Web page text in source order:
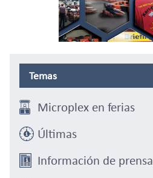
Temas
Microplex en ferias
Últimas
Información de prensa